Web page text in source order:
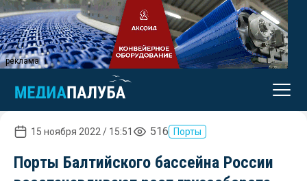
реклама
15 ноября 2022 / 15:51 516 Порты
Порты Балтийского бассейна России